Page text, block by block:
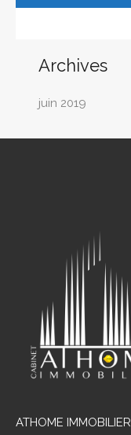
Archives
juin 2019
ATHOME IMMOBILIER